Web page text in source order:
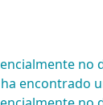
no
encontrado